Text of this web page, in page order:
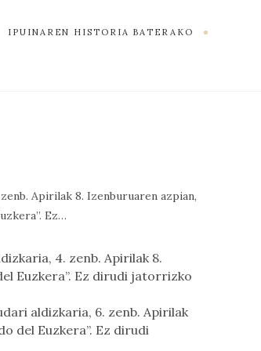
IPUINAREN HISTORIA BATERAKO
Apirilak 8. Izenburuaren azpian,
Ez…
4. zenb. Apirilak 8.
Euzkera”. Ez dirudi jatorrizko
aldizkaria, 6. zenb. Apirilak
del Euzkera”. Ez dirudi